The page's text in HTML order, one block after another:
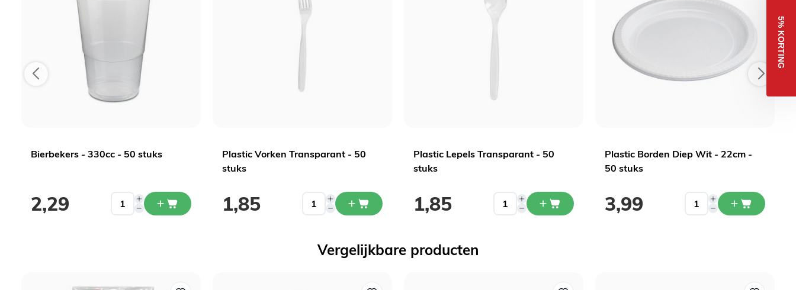
Bierbekers - 330cc - 50 stuks
2,29
Plastic Vorken Transparant - 50
stuks
1,85
Plastic Lepels Transparant - 50
stuks
1,85
Plastic Borden Diep Wit - 22cm -
50 stuks
3,99
Vergelijkbare producten
5% KORTING